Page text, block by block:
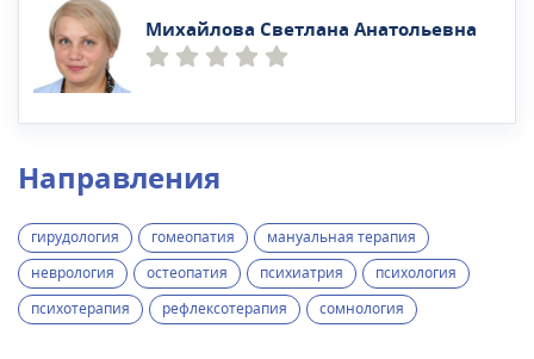
Михайлова Светлана Анатольевна
Направления
гирудология гомеопатия
мануальная терапия
неврология
остеопатия психиатрия
психология
психотерапия
рефлексотерапия сомнология